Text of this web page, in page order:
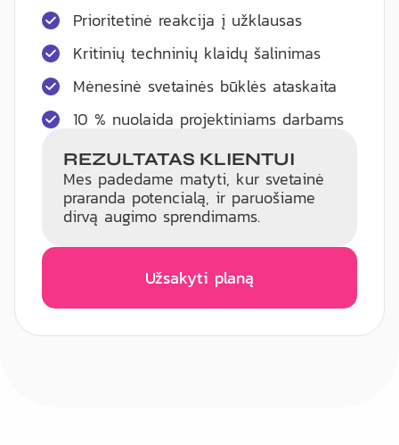
Prioritetinė reakcija į užklausas
Kritinių techninių klaidų šalinimas
Mėnesinė svetainės būklės ataskaita
10 % nuolaida projektiniams darbams
REZULTATAS KLIENTUI
Mes padedame matyti, kur svetainė
praranda potencialą, ir paruošiame
dirvą augimo sprendimams.
Užsakyti planą